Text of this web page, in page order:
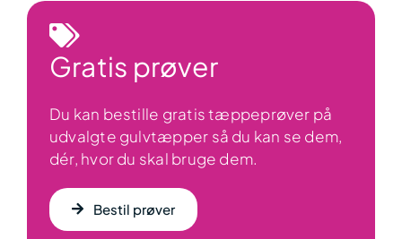
Gratis prøver
Du kan bestille gratis tæppeprøver på
udvalgte gulvtæpper så du kan se dem,
dér, hvor du skal bruge dem.
Bestil prøver